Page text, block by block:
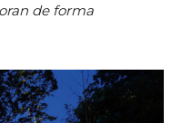
de forma